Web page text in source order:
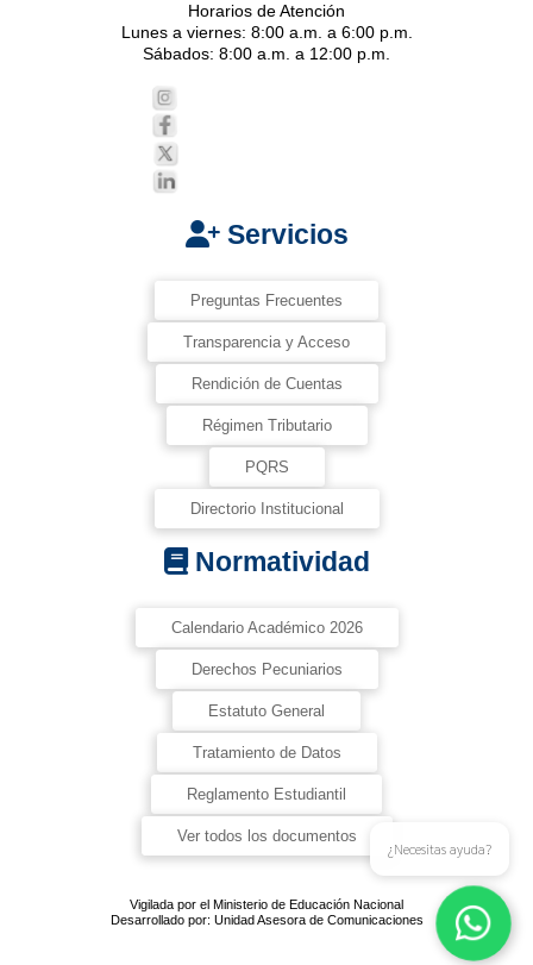
Horarios de Atención
Lunes a viernes: 8:00 a.m. a 6:00 p.m.
Sábados: 8:00 a.m. a 12:00 p.m.
Servicios
Preguntas Frecuentes
Transparencia y Acceso
Rendición de Cuentas
Régimen Tributario
PQRS
Directorio Institucional
Normatividad
Calendario Académico 2026
Derechos Pecuniarios
Estatuto General
Tratamiento de Datos
Reglamento Estudiantil
Ver todos los documentos
Vigilada por el Ministerio de Educación Nacional
Desarrollado por: Unidad Asesora de Comunicaciones
¿Necesitas ayuda?